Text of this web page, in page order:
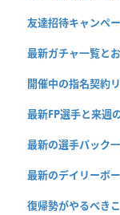
友達招待キャンペ
最新ガチャ一覧と
開催中の指名契約
最新FP選手と来週
最新の選手パック
最新のデイリーボ
復帰勢がやるべき